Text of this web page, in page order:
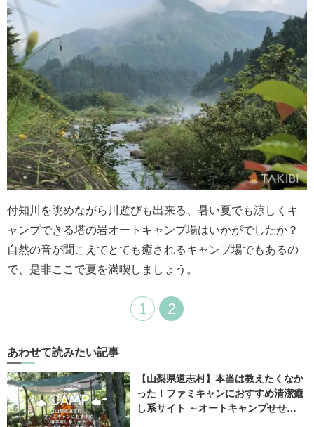
付知川を眺めながら川遊びも出来る、暑い夏でも涼しくキ
ャンプできる塔の岩オートキャンプ場はいかがでしたか？
自然の音が聞こえてとても癒されるキャンプ場でもあるの
で、是非ここで夏を満喫しましょう。
1 2
あわせて読みたい記事
【山梨県道志村】本当は教えたくなか
った！ファミキャンにおすすめ清潔癒
し系サイト ～オートキャンプせせ…